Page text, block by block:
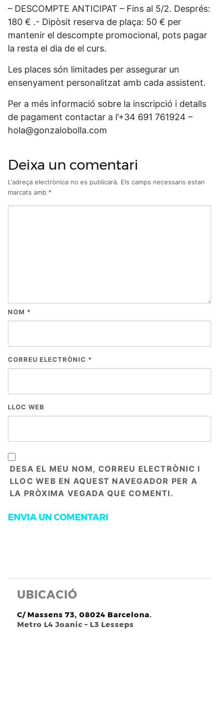
– DESCOMPTE ANTICIPAT – Fins al 5/2. Després:
180 € .- Dipòsit reserva de plaça: 50 € per
mantenir el descompte promocional, pots pagar
la resta el dia de el curs.
Les places són limitades per assegurar un
ensenyament personalitzat amb cada assistent.
Per a més informació sobre la inscripció i detalls
de pagament contactar a l’+34 691 761924 –
hola@gonzalobolla.com
Deixa un comentari
L'adreça electrònica no es publicarà. Els camps necessaris estan
marcats amb *
NOM *
CORREU ELECTRÒNIC *
LLOC WEB
DESA EL MEU NOM, CORREU ELECTRÒNIC I
LLOC WEB EN AQUEST NAVEGADOR PER A
LA PRÒXIMA VEGADA QUE COMENTI.
UBICACIÓ
C/ Massens 73, 08024 Barcelona.
Metro L4 Joanic – L3 Lesseps